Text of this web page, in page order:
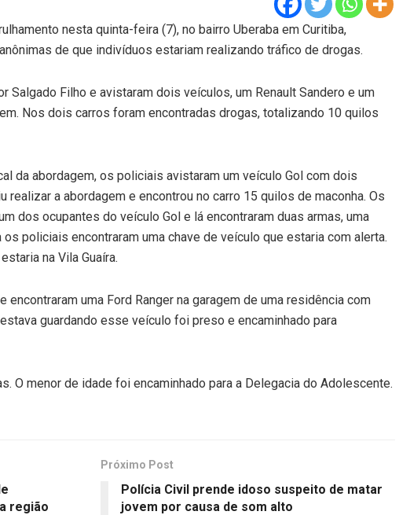
nesta quinta-feira (7), no bairro Uberaba em Curitiba,
de que indivíduos estariam realizando tráfico de drogas.
Salgado Filho e avistaram dois veículos, um Renault Sandero e um
Nos dois carros foram encontradas drogas, totalizando 10 quilos
da abordagem, os policiais avistaram um veículo Gol com dois
realizar a abordagem e encontrou no carro 15 quilos de maconha. Os
dos ocupantes do veículo Gol e lá encontraram duas armas, uma
policiais encontraram uma chave de veículo que estaria com alerta.
na Vila Guaíra.
encontraram uma Ford Ranger na garagem de uma residência com
guardando esse veículo foi preso e encaminhado para
O menor de idade foi encaminhado para a Delegacia do Adolescente.
região
Próximo Post
Polícia Civil prende idoso suspeito de matar
jovem por causa de som alto